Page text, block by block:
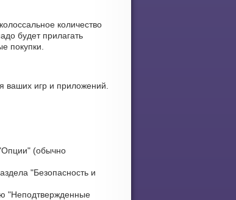
количество
будет прилагать
покупки.
игр и приложений.
(обычно
"Безопасность и
"Неподтвержденные